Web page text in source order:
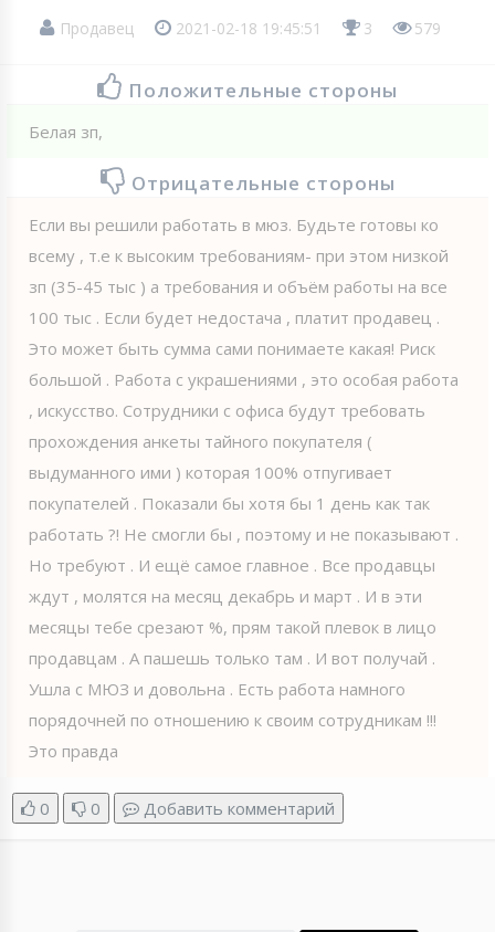
Продавец 2021-02-18 19:45:51 3 579
Положительные стороны
Белая зп,
Отрицательные стороны
Если вы решили работать в мюз. Будьте готовы ко
всему , т.е к высоким требованиям- при этом низкой
зп (35-45 тыс ) а требования и объём работы на все
100 тыс . Если будет недостача , платит продавец .
Это может быть сумма сами понимаете какая! Риск
большой . Работа с украшениями , это особая работа
, искусство. Сотрудники с офиса будут требовать
прохождения анкеты тайного покупателя (
выдуманного ими ) которая 100% отпугивает
покупателей . Показали бы хотя бы 1 день как так
работать ?! Не смогли бы , поэтому и не показывают .
Но требуют . И ещё самое главное . Все продавцы
ждут , молятся на месяц декабрь и март . И в эти
месяцы тебе срезают %, прям такой плевок в лицо
продавцам . А пашешь только там . И вот получай .
Ушла с МЮЗ и довольна . Есть работа намного
порядочней по отношению к своим сотрудникам !!!
Это правда
0 0 Добавить комментарий